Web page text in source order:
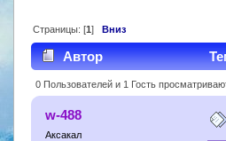
Страницы: [1] Вниз
Автор
0 Пользователей и 1 Гость
w-488
Аксакал